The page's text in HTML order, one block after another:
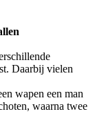
Daarbij vielen
wapen een man
waarna twee